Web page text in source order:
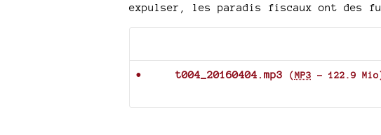
expulser, les paradis fiscaux ont des
t004_20160404.mp3 (MP3 - 122.9 Mio